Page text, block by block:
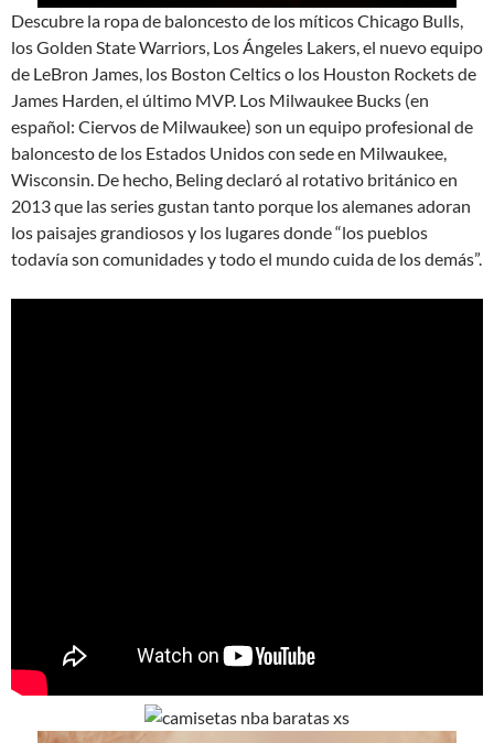
Descubre la ropa de baloncesto de los míticos Chicago Bulls,
los Golden State Warriors, Los Ángeles Lakers, el nuevo equipo
de LeBron James, los Boston Celtics o los Houston Rockets de
James Harden, el último MVP. Los Milwaukee Bucks (en
español: Ciervos de Milwaukee) son un equipo profesional de
baloncesto de los Estados Unidos con sede en Milwaukee,
Wisconsin. De hecho, Beling declaró al rotativo británico en
2013 que las series gustan tanto porque los alemanes adoran
los paisajes grandiosos y los lugares donde “los pueblos
todavía son comunidades y todo el mundo cuida de los demás”.